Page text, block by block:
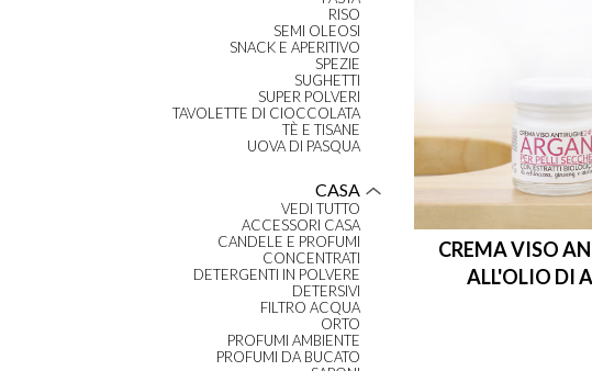
RISO
SEMI OLEOSI
SNACK E APERITIVO
SPEZIE
SUGHETTI
SUPER POLVERI
TAVOLETTE DI CIOCCOLATA
TÈ E TISANE
UOVA DI PASQUA
CASA
VEDI TUTTO
ACCESSORI CASA
CANDELE E PROFUMI
CONCENTRATI
DETERGENTI IN POLVERE
DETERSIVI
FILTRO ACQUA
ORTO
PROFUMI AMBIENTE
PROFUMI DA BUCATO
CREMA VISO
ALL'OLIO DI